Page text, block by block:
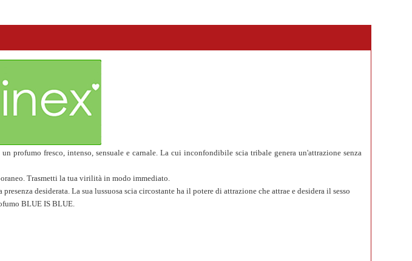
fresco, intenso, sensuale e carnale. La cui inconfondibile scia tribale genera un'attrazione senza
Trasmetti la tua virilità in modo immediato.
desiderata. La sua lussuosa scia circostante ha il potere di attrazione che attrae e desidera il sesso
BLUE IS BLUE.